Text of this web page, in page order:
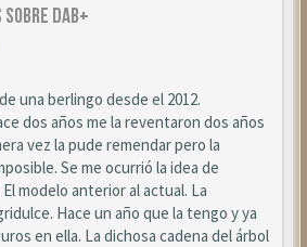
DAB+
una berlingo desde el 2012.
dos años me la reventaron dos años
vez la pude remendar pero la
Se me ocurrió la idea de
modelo anterior al actual. La
Hace un año que la tengo y ya
en ella. La dichosa cadena del árbol